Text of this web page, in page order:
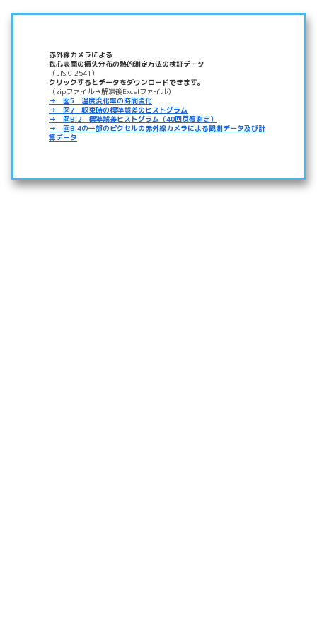
赤外線カメラによる
鉄心表面の損失分布の熱的測定方法の検証データ
（JIS C 2541）
クリックするとデータをダウンロードできます。
（zipファイル→解凍後Excelファイル）
→ 図5 温度変化率の時間変化
→ 図7 収束時の標準誤差のヒストグラム
→ 図B.2 標準誤差ヒストグラム（40回反復測定）
→ 図B.4の一部のピクセルの赤外線カメラによる観測データ及び計
算データ